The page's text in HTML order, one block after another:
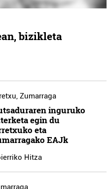
bizikleta
, Zumarraga
inguruko
egin du
eta
EAJk
Hitza